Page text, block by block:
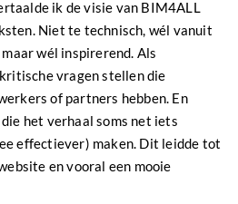
ik de visie van BIM4ALL
Niet te technisch, wél vanuit
wél inspirerend. Als
vragen stellen die
of partners hebben. En
die het verhaal soms net iets
effectiever) maken. Dit leidde tot
en vooral een mooie